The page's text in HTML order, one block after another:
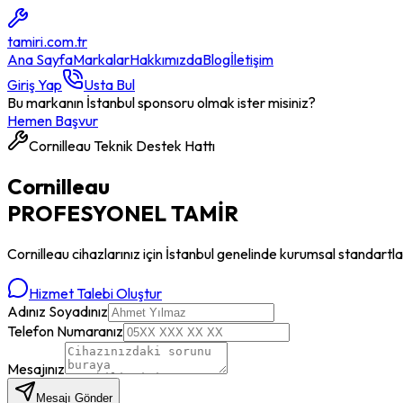
tamiri.com.tr
Ana SayfaMarkalarHakkımızdaBlogİletişim
Giriş Yap
Usta Bul
Bu markanın İstanbul sponsoru olmak ister misiniz?
Hemen Başvur
CornilleauTeknik Destek Hattı
Cornilleau
PROFESYONELTAMİR
Cornilleaucihazlarınız için İstanbul genelinde kurumsal
Hizmet Talebi Oluştur
Adınız Soyadınız
Telefon Numaranız
Mesajınız
Mesajı Gönder